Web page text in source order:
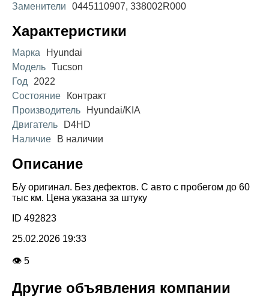
Заменители
0445110907, 338002R000
Характеристики
Марка
Hyundai
Модель Tucson
Год
2022
Состояние
Контракт
Производитель
Hyundai/KIA
Двигатель
D4HD
Наличие
В наличии
Описание
Б/у оригинал. Без дефектов. С авто с пробегом до 60
тыс км. Цена указана за штуку
ID 492823
25.02.2026 19:33
👁 5
Другие объявления компании